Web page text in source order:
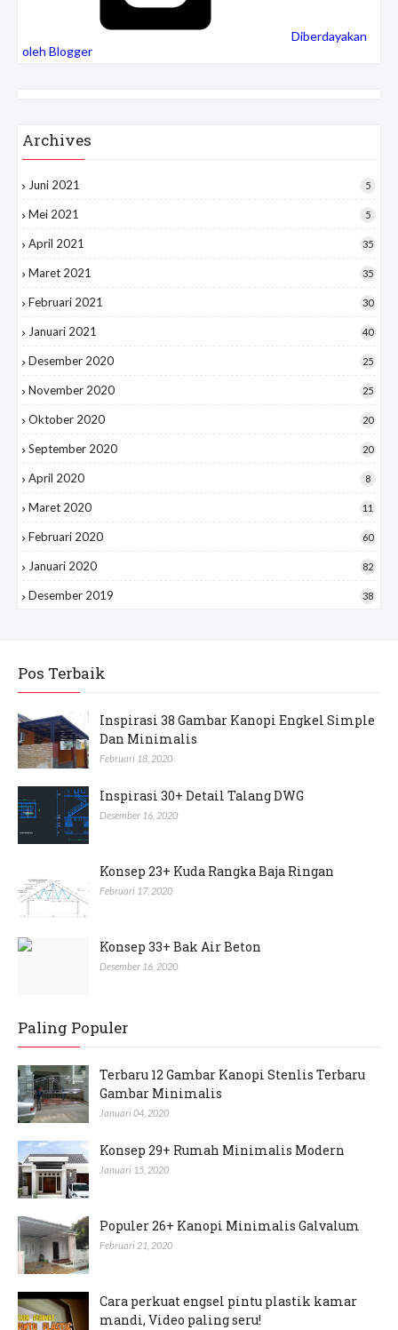
Diberdayakan
oleh Blogger
Archives
Juni 2021 5
Mei 2021 5
April 2021 35
Maret 2021 35
Februari 2021 30
Januari 2021 40
Desember 2020 25
November 2020 25
Oktober 2020 20
September 2020 20
April 2020 8
Maret 2020 11
Februari 2020 60
Januari 2020 82
Desember 2019 38
Pos Terbaik
Inspirasi 38 Gambar Kanopi Engkel Simple
Dan Minimalis
Februari 18, 2020
Inspirasi 30+ Detail Talang DWG
Desember 16, 2020
Konsep 23+ Kuda Rangka Baja Ringan
Februari 17, 2020
Konsep 33+ Bak Air Beton
Desember 16, 2020
Paling Populer
Terbaru 12 Gambar Kanopi Stenlis Terbaru
Gambar Minimalis
Januari 04, 2020
Konsep 29+ Rumah Minimalis Modern
Januari 15, 2020
Populer 26+ Kanopi Minimalis Galvalum
Februari 21, 2020
Cara perkuat engsel pintu plastik kamar
mandi, Video paling seru!